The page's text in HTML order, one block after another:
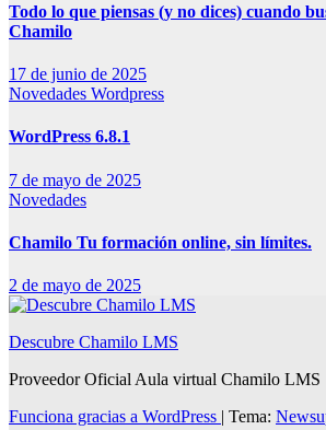
Todo lo que piensas (y no dices) cuando
Chamilo
17 de junio de 2025
Novedades Wordpress
WordPress 6.8.1
7 de mayo de 2025
Novedades
Chamilo Tu formación online, sin límites.
2 de mayo de 2025
Descubre Chamilo LMS
Proveedor Oficial Aula virtual Chamilo LMS
Funciona gracias a WordPress | Tema: